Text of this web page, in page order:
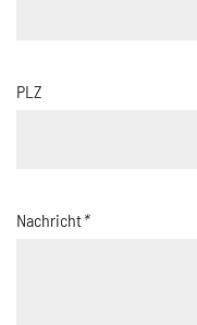
PLZ
Nachricht*